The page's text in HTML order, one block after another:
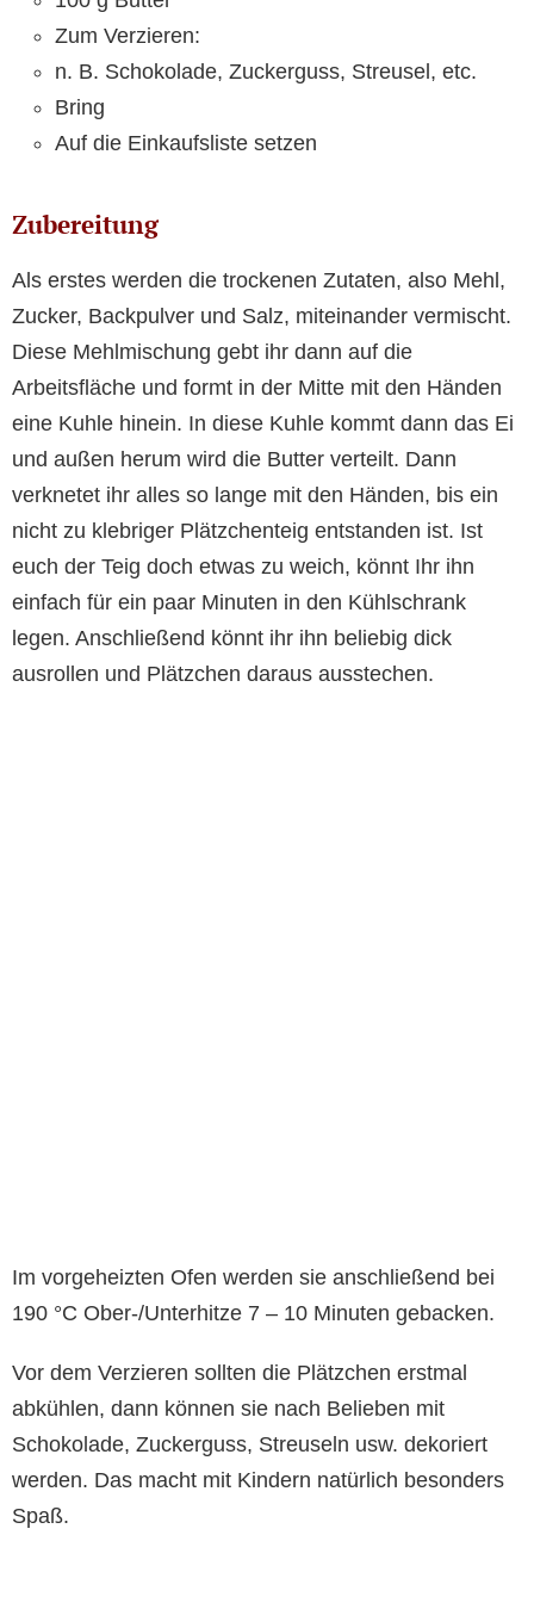
Zum Verzieren:
n. B. Schokolade, Zuckerguss, Streusel, etc.
Bring
Auf die Einkaufsliste setzen
Zubereitung
Als erstes werden die trockenen Zutaten, also Mehl,
Zucker, Backpulver und Salz, miteinander vermischt.
Diese Mehlmischung gebt ihr dann auf die
Arbeitsfläche und formt in der Mitte mit den Händen
eine Kuhle hinein. In diese Kuhle kommt dann das Ei
und außen herum wird die Butter verteilt. Dann
verknetet ihr alles so lange mit den Händen, bis ein
nicht zu klebriger Plätzchenteig entstanden ist. Ist
euch der Teig doch etwas zu weich, könnt Ihr ihn
einfach für ein paar Minuten in den Kühlschrank
legen. Anschließend könnt ihr ihn beliebig dick
ausrollen und Plätzchen daraus ausstechen.
Im vorgeheizten Ofen werden sie anschließend bei
190 °C Ober-/Unterhitze 7 – 10 Minuten gebacken.
Vor dem Verzieren sollten die Plätzchen erstmal
abkühlen, dann können sie nach Belieben mit
Schokolade, Zuckerguss, Streuseln usw. dekoriert
werden. Das macht mit Kindern natürlich besonders
Spaß.